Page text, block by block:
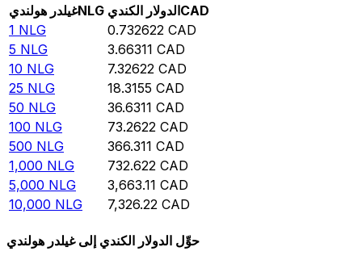
غيلدر هولنديNLG الدولار الكنديCAD
1 NLG 0.732622 CAD
5 NLG 3.66311 CAD
10 NLG 7.32622 CAD
25 NLG 18.3155 CAD
50 NLG 36.6311 CAD
100 NLG 73.2622 CAD
500 NLG 366.311 CAD
1,000 NLG 732.622 CAD
5,000 NLG 3,663.11 CAD
10,000 NLG 7,326.22 CAD
حوِّل الدولار الكندي إلى غيلدر هولندي